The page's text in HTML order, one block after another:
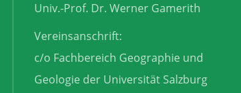
Univ.-Prof. Dr. Werner Gamerith
Vereinsanschrift:
c/o Fachbereich Geographie und
Geologie der Universität Salzburg